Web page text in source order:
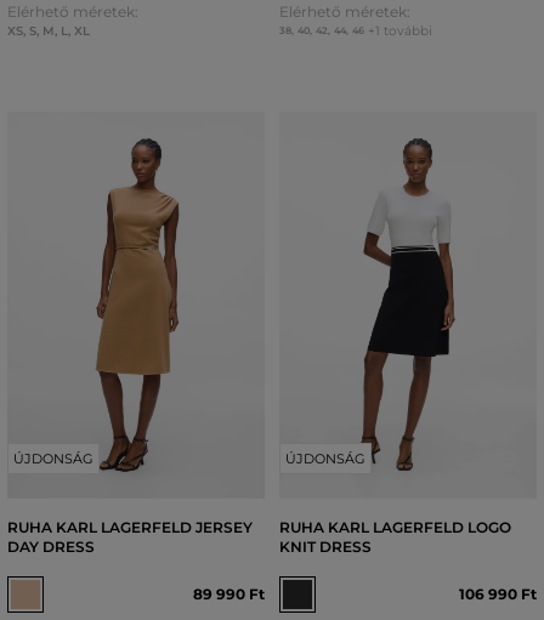
Elérhető méretek:
XS, S, M, L, XL
Elérhető méretek:
38, 40, 42, 44, 46 +1 további
ÚJDONSÁG
RUHA KARL LAGERFELD JERSEY
DAY DRESS
89 990 Ft
ÚJDONSÁG
RUHA KARL LAGERFELD LOGO
KNIT DRESS
106 990 Ft